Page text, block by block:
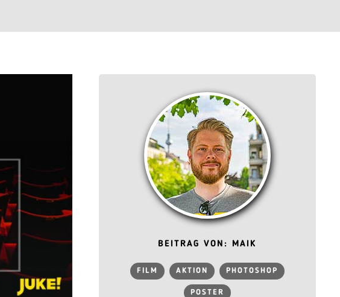
BEITRAG VON: MAIK
FILM AKTION PHOTOSHOP
POSTER